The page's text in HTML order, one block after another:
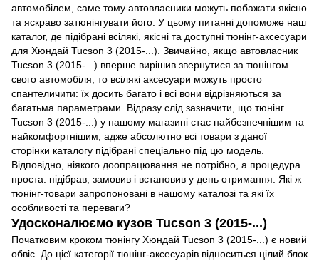
автомобілем, саме тому автовласники можуть побажати якісно
та яскраво затюнінгувати його. У цьому питанні допоможе наш
каталог, де підібрані всілякі, якісні та доступні тюнінг-аксесуари
для Хюндай Tucson 3 (2015-...). Звичайно, якщо автовласник
Tucson 3 (2015-...) вперше вирішив звернутися за тюнінгом
свого автомобіля, то всілякі аксесуари можуть просто
спантеличити: їх досить багато і всі вони відрізняються за
багатьма параметрами. Відразу слід зазначити, що тюнінг
Tucson 3 (2015-...) у нашому магазині стає найбезпечнішим та
найкомфортнішим, адже абсолютно всі товари з даної
сторінки каталогу підібрані спеціально під цю модель.
Відповідно, ніякого доопрацювання не потрібно, а процедура
проста: підібрав, замовив і встановив у день отримання. Які ж
тюнінг-товари запропоновані в нашому каталозі та які їх
особливості та переваги?
Удосконалюємо кузов Tucson 3 (2015-...)
Початковим кроком тюнінгу Хюндай Tucson 3 (2015-...) є новий
обвіс. До цієї категорії тюнінг-аксесуарів відноситься цілий блок